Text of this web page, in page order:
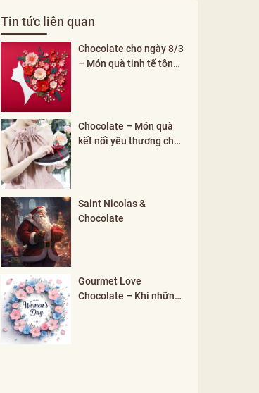
Tin tức liên quan
Chocolate cho ngày 8/3
– Món quà tinh tế tôn
Chocolate – Món quà
kết nối yêu thương cho
Saint Nicolas &
Chocolate
Gourmet Love
Chocolate – Khi những